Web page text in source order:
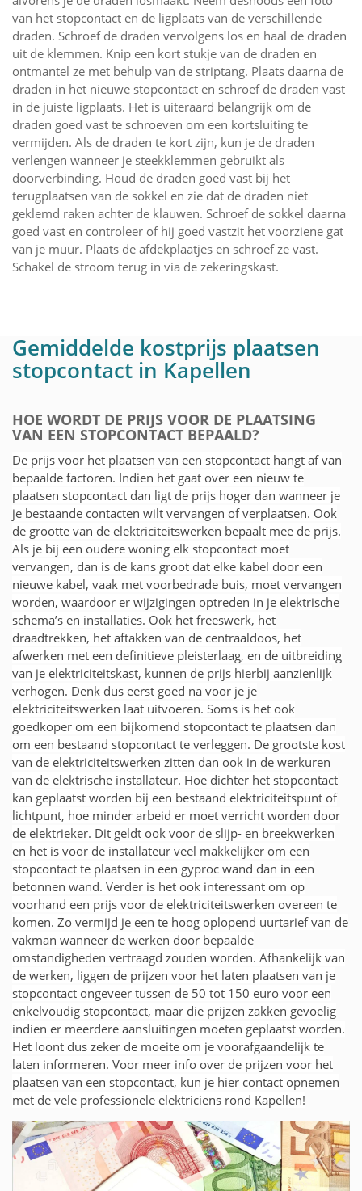
van het stopcontact en de ligplaats van de verschillende
draden. Schroef de draden vervolgens los en haal de draden
uit de klemmen. Knip een kort stukje van de draden en
ontmantel ze met behulp van de striptang. Plaats daarna de
draden in het nieuwe stopcontact en schroef de draden vast
in de juiste ligplaats. Het is uiteraard belangrijk om de
draden goed vast te schroeven om een kortsluiting te
vermijden. Als de draden te kort zijn, kun je de draden
verlengen wanneer je steekklemmen gebruikt als
doorverbinding. Houd de draden goed vast bij het
terugplaatsen van de sokkel en zie dat de draden niet
geklemd raken achter de klauwen. Schroef de sokkel daarna
goed vast en controleer of hij goed vastzit het voorziene gat
van je muur. Plaats de afdekplaatjes en schroef ze vast.
Schakel de stroom terug in via de zekeringskast.
Gemiddelde kostprijs plaatsen
stopcontact in Kapellen
HOE WORDT DE PRIJS VOOR DE PLAATSING
VAN EEN STOPCONTACT BEPAALD?
De prijs voor het plaatsen van een stopcontact hangt af van
bepaalde factoren. Indien het gaat over een nieuw te
plaatsen stopcontact dan ligt de prijs hoger dan wanneer je
je bestaande contacten wilt vervangen of verplaatsen. Ook
de grootte van de elektriciteitswerken bepaalt mee de prijs.
Als je bij een oudere woning elk stopcontact moet
vervangen, dan is de kans groot dat elke kabel door een
nieuwe kabel, vaak met voorbedrade buis, moet vervangen
worden, waardoor er wijzigingen optreden in je elektrische
schema’s en installaties. Ook het freeswerk, het
draadtrekken, het aftakken van de centraaldoos, het
afwerken met een definitieve pleisterlaag, en de uitbreiding
van je elektriciteitskast, kunnen de prijs hierbij aanzienlijk
verhogen. Denk dus eerst goed na voor je je
elektriciteitswerken laat uitvoeren. Soms is het ook
goedkoper om een bijkomend stopcontact te plaatsen dan
om een bestaand stopcontact te verleggen. De grootste kost
van de elektriciteitswerken zitten dan ook in de werkuren
van de elektrische installateur. Hoe dichter het stopcontact
kan geplaatst worden bij een bestaand elektriciteitspunt of
lichtpunt, hoe minder arbeid er moet verricht worden door
de elektrieker. Dit geldt ook voor de slijp- en breekwerken
en het is voor de installateur veel makkelijker om een
stopcontact te plaatsen in een gyproc wand dan in een
betonnen wand. Verder is het ook interessant om op
voorhand een prijs voor de elektriciteitswerken overeen te
komen. Zo vermijd je een te hoog oplopend uurtarief van de
vakman wanneer de werken door bepaalde
omstandigheden vertraagd zouden worden. Afhankelijk van
de werken, liggen de prijzen voor het laten plaatsen van je
stopcontact ongeveer tussen de 50 tot 150 euro voor een
enkelvoudig stopcontact, maar die prijzen zakken gevoelig
indien er meerdere aansluitingen moeten geplaatst worden.
Het loont dus zeker de moeite om je voorafgaandelijk te
laten informeren. Voor meer info over de prijzen voor het
plaatsen van een stopcontact, kun je hier contact opnemen
met de vele professionele elektriciens rond Kapellen!